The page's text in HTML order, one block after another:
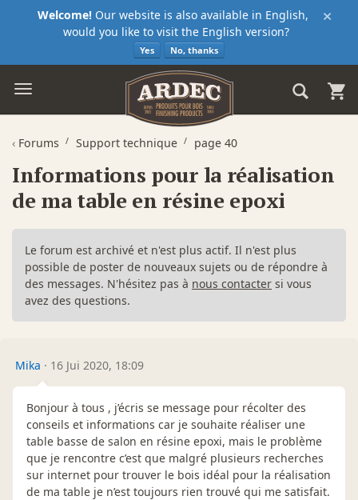
×
Welcome! Our website is also available in English,
would you like to visit the English version?
Yes No, thanks
‹ Forums Support technique page 40
Informations pour la réalisation
de ma table en résine epoxi
Le forum est archivé et n'est plus actif. Il n'est plus
possible de poster de nouveaux sujets ou de répondre à
des messages. N'hésitez pas à nous contacter si vous
avez des questions.
Mika · 16 Jui 2020, 18:09
Bonjour à tous , j’écris se message pour récolter des
conseils et informations car je souhaite réaliser une
table basse de salon en résine epoxi, mais le problème
que je rencontre c’est que malgré plusieurs recherches
sur internet pour trouver le bois idéal pour la réalisation
de ma table je n’est toujours rien trouvé qui me satisfait.